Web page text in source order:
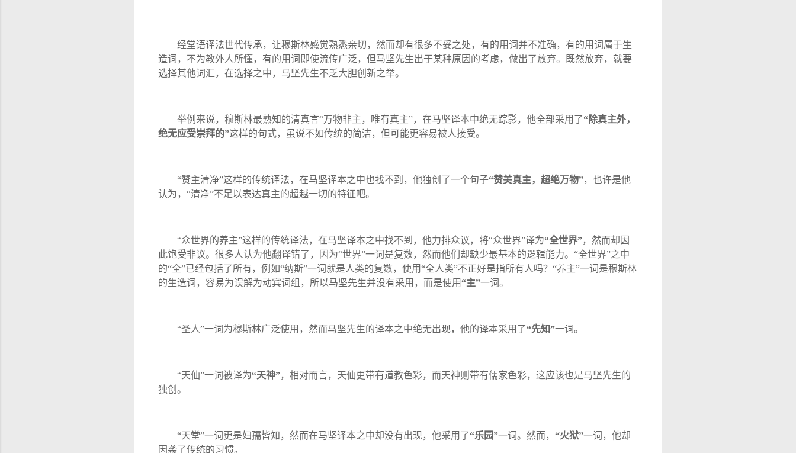
经堂语译法世代传承，让穆斯林感觉熟悉亲切，然而却有很多不妥之处，有的用词并不准确，有的用词属于生
造词，不为教外人所懂，有的用词即使流传广泛，但马坚先生出于某种原因的考虑，做出了放弃。既然放弃，就要
选择其他词汇，在选择之中，马坚先生不乏大胆创新之举。
举例来说，穆斯林最熟知的清真言“万物非主，唯有真主”，在马坚译本中绝无踪影，他全部采用了“除真主外，
绝无应受崇拜的”这样的句式，虽说不如传统的简洁，但可能更容易被人接受。
“赞主清净”这样的传统译法，在马坚译本之中也找不到，他独创了一个句子“赞美真主，超绝万物”，也许是他
认为， “清净”不足以表达真主的超越一切的特征吧。
“众世界的养主”这样的传统译法，在马坚译本之中找不到，他力排众议，将“众世界”译为“全世界”，然而却因
此饱受非议。很多人认为他翻译错了，因为“世界”一词是复数，然而他们却缺少最基本的逻辑能力。 “全世界”之中
的“全”已经包括了所有，例如“纳斯”一词就是人类的复数，使用“全人类”不正好是指所有人吗？ “养主”一词是穆斯林
的生造词，容易为误解为动宾词组，所以马坚先生并没有采用，而是使用“主”一词。
“圣人”一词为穆斯林广泛使用，然而马坚先生的译本之中绝无出现，他的译本采用了“先知”一词。
“天仙”一词被译为“天神”，相对而言，天仙更带有道教色彩，而天神则带有儒家色彩，这应该也是马坚先生的
独创。
“天堂”一词更是妇孺皆知，然而在马坚译本之中却没有出现，他采用了“乐园”一词。然而， “火狱”一词，他却
因袭了传统的习惯。